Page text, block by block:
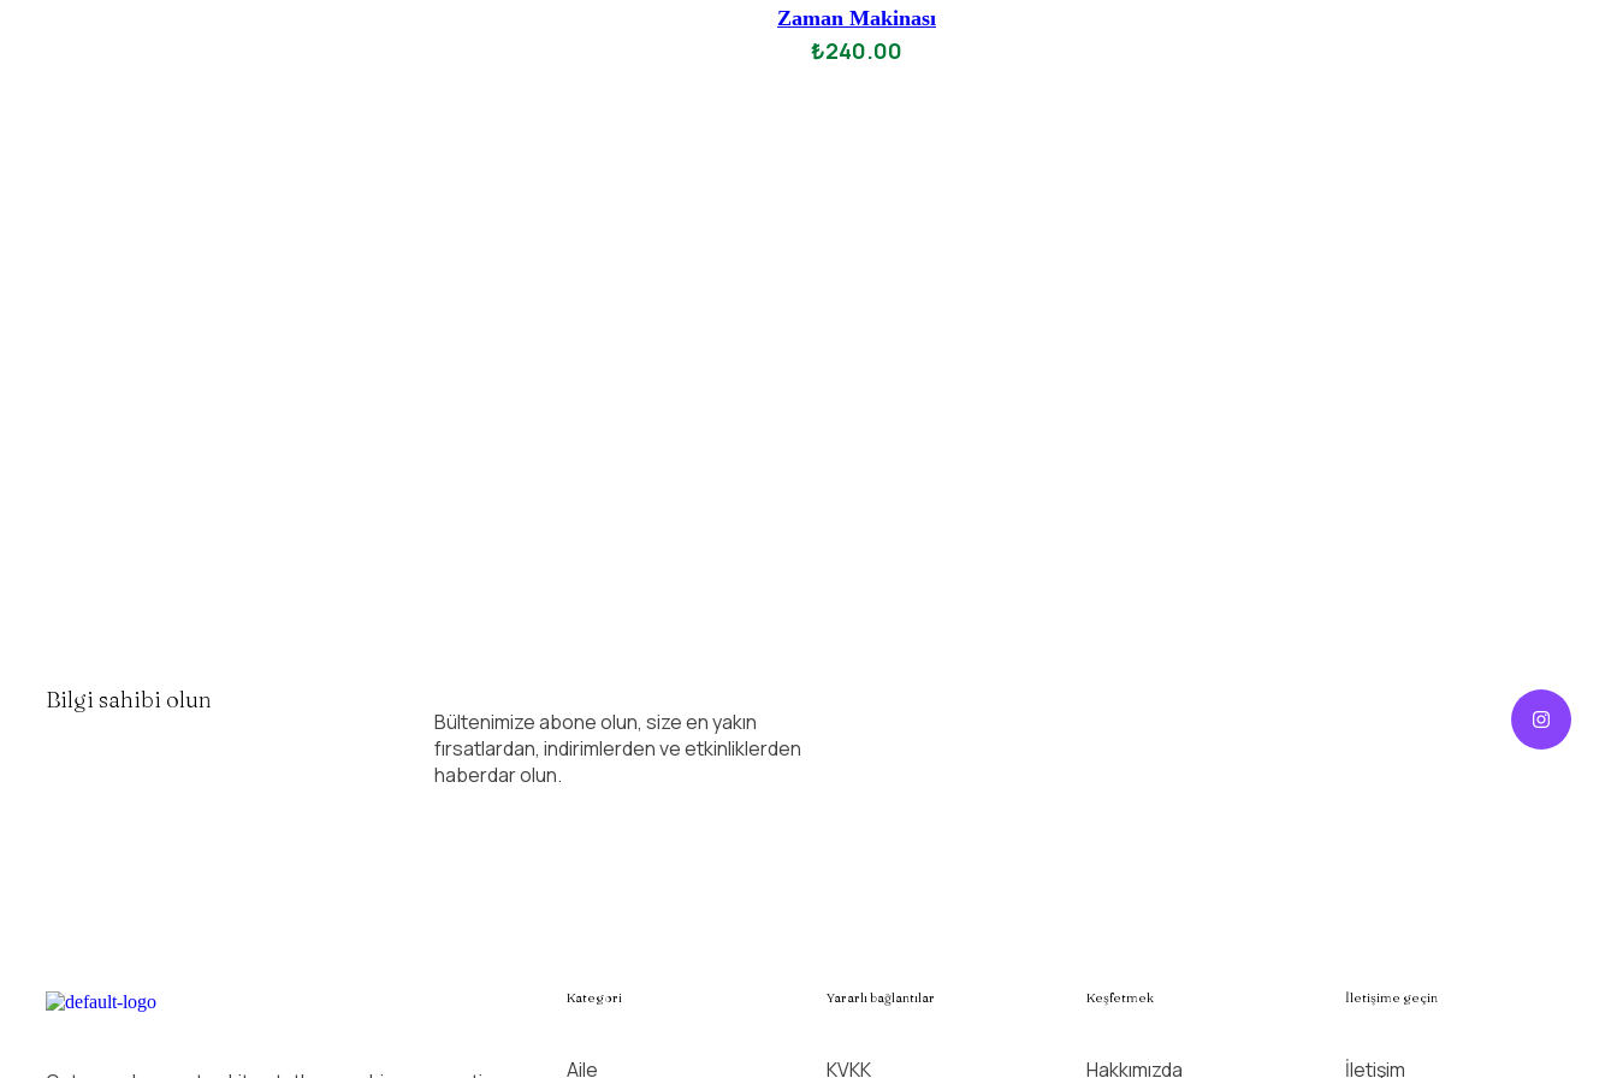
üzerinden
0
aldı
Zaman Makinası
₺240.00
Bilgi sahibi olun
Bültenimize abone olun, size en yakın
fırsatlardan, indirimlerden ve etkinliklerden
haberdar olun.
Kategori
Aile
Yararlı bağlantılar
KVKK
Keşfetmek
Hakkımızda
İletişime geçin
İletişim